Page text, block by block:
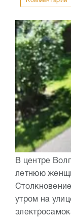
В центре
летнюю
утром на